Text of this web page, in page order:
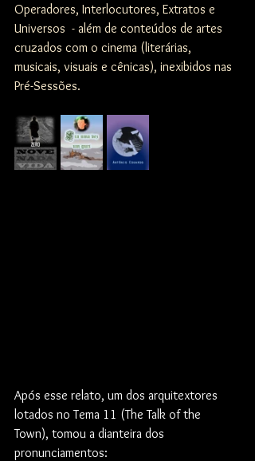
Operadores, Interlocutores, Extratos e
Universos  - além de conteúdos de artes
cruzados com o cinema (literárias,
musicais, visuais e cênicas), inexibidos nas
Pré-Sessões.
Após esse relato, um dos arquitextores
lotados no Tema 11 (The Talk of the
Town), tomou a dianteira dos
pronunciamentos: